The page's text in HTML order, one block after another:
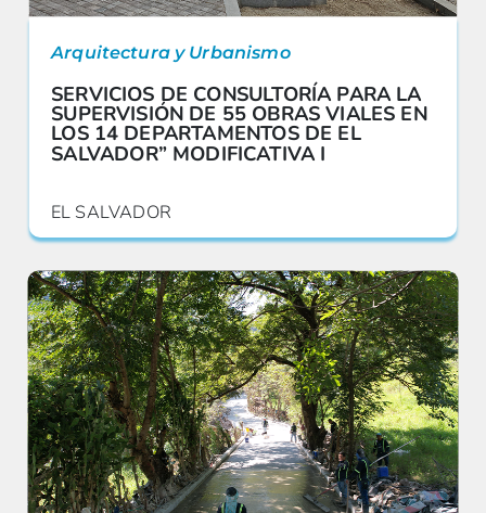
Arquitectura y Urbanismo
SERVICIOS DE CONSULTORÍA PARA LA
SUPERVISIÓN DE 55 OBRAS VIALES EN
LOS 14 DEPARTAMENTOS DE EL
SALVADOR” MODIFICATIVA I
EL SALVADOR